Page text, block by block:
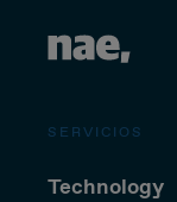
SERVICIOS
Technology